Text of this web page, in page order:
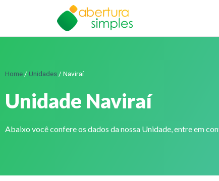
Home / Unidades / Naviraí
Unidade Naviraí
Abaixo você confere os dados da nossa Unidade, entre em